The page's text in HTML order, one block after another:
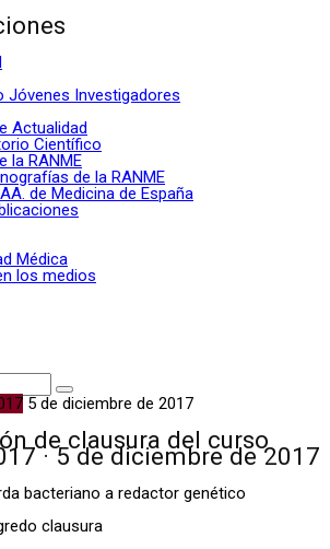
Jóvenes Investigadores
Actualidad
Científico
la RANME
de la RANME
de Medicina de España
Médica
los medios
5 de diciembre de 2017
de clausura del curso
· 5 de diciembre de 2017
bacteriano a redactor genético